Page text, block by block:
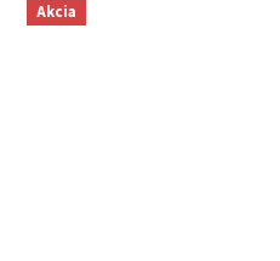
Akcia